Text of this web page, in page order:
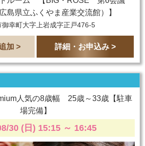
県立ふくやま産業交流館）
】
幸町大字上岩成字正戸476-5
加 > 詳細・お申込み >
人気の8歳幅 25歳～33歳【駐車
場完備】
30 (日) 15:15 ～ 16:45